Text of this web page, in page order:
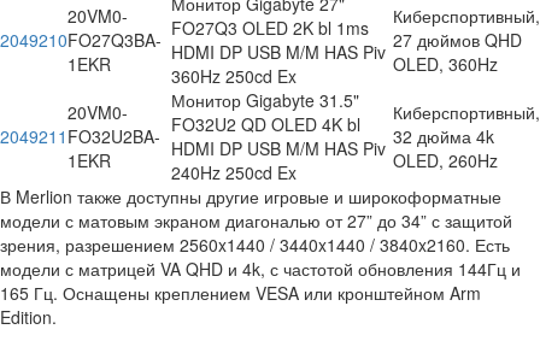
2049210
20VM0-
FO27Q3BA-
1EKR
FO27Q3 OLED 2K bl 1ms
HDMI DP USB M/M HAS Piv
360Hz 250cd Ex
Киберспортивный,
27 дюймов QHD
OLED, 360Hz
2049211
20VM0-
FO32U2BA-
1EKR
Монитор Gigabyte 31.5"
FO32U2 QD OLED 4K bl
HDMI DP USB M/M HAS Piv
240Hz 250cd Ex
Киберспортивный,
32 дюйма 4k
OLED, 260Hz
В Merlion также доступны другие игровые и широкоформатные
модели с матовым экраном диагональю от 27” до 34” с защитой
зрения, разрешением 2560x1440 / 3440x1440 / 3840x2160. Есть
модели с матрицей VA QHD и 4k, с частотой обновления 144Гц и
165 Гц. Оснащены креплением VESA или кронштейном Arm
Edition.